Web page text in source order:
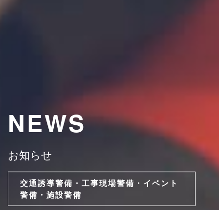
NEWS
お知らせ
交通誘導警備・工事現場警備・イベント
警備・施設警備